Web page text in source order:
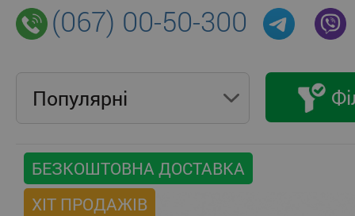
(067) 00-50-300
Популярнi
БЕЗКОШТОВНА ДОСТАВКА
ХІТ ПРОДАЖІВ